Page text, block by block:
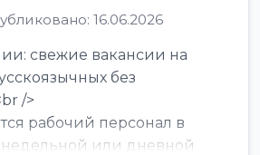
16.06.2026
свежие вакансии на
без
/>
рабочий персонал в
или дневной